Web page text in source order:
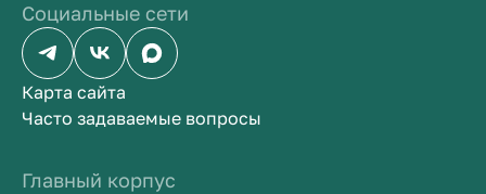
Социальные сети
Карта сайта
Часто задаваемые вопросы
Главный корпус